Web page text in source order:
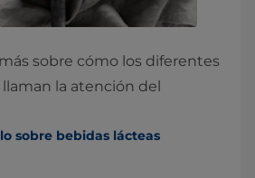
sobre cómo los diferentes
la atención del
sobre bebidas lácteas